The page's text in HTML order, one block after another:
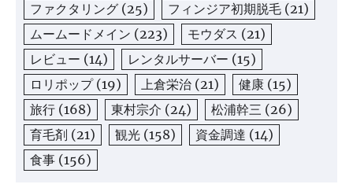
ファクタリング (25) フィンジア初期脱毛 (21)
ムームードメイン (223) モウダス (21)
レビュー (14) レンタルサーバー (15)
ロリポップ(19) 上倉栄治 (21) 健康 (15)
旅行 (168) 東村宗介 (24) 松浦幹三 (26)
育毛剤 (21) 観光 (158) 資金調達 (14)
食事 (156)